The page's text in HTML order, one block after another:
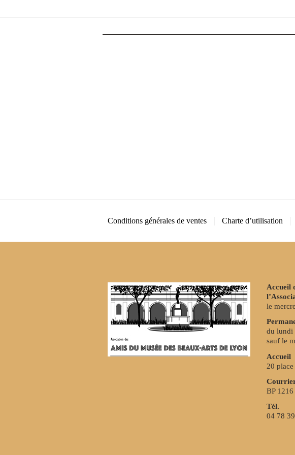
Conditions générales de ventes Charte d’utilisation
Accueil
le
du lundi
sauf le
Accueil
20
BP
Tél.
04 78